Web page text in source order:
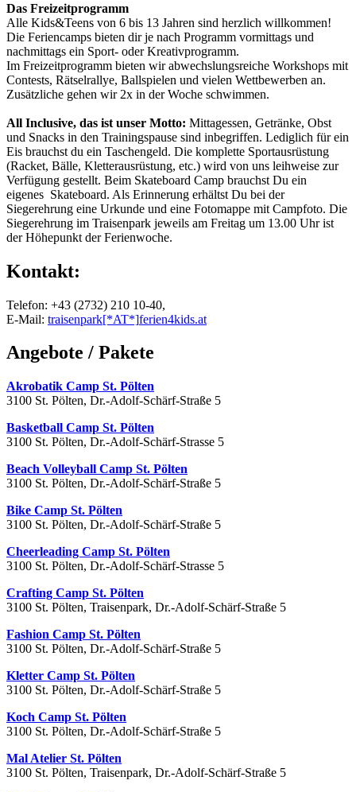
Das Freizeitprogramm
Alle Kids&Teens von 6 bis 13 Jahren sind herzlich willkommen!
Die Feriencamps bieten dir je nach Programm vormittags und
nachmittags ein Sport- oder Kreativprogramm.
Im Freizeitprogramm bieten wir abwechslungsreiche Workshops mit
Contests, Rätselrallye, Ballspielen und vielen Wettbewerben an.
Zusätzliche gehen wir 2x in der Woche schwimmen.
All Inclusive, das ist unser Motto: Mittagessen, Getränke, Obst
und Snacks in den Trainingspause sind inbegriffen. Lediglich für ein
Eis brauchst du ein Taschengeld. Die komplette Sportausrüstung
(Racket, Bälle, Kletterausrüstung, etc.) wird von uns leihweise zur
Verfügung gestellt. Beim Skateboard Camp brauchst Du ein
eigenes Skateboard. Als Erinnerung erhältst Du bei der
Siegerehrung eine Urkunde und eine Fotomappe mit Campfoto. Die
Siegerehrung im Traisenpark jeweils am Freitag um 13.00 Uhr ist
der Höhepunkt der Ferienwoche.
Kontakt:
Telefon: +43 (2732) 210 10-40,
E-Mail: traisenpark[*AT*]ferien4kids.at
Angebote / Pakete
Akrobatik Camp St. Pölten
3100 St. Pölten, Dr.-Adolf-Schärf-Straße 5
Basketball Camp St. Pölten
3100 St. Pölten, Dr.-Adolf-Schärf-Strasse 5
Beach Volleyball Camp St. Pölten
3100 St. Pölten, Dr.-Adolf-Schärf-Straße 5
Bike Camp St. Pölten
3100 St. Pölten, Dr.-Adolf-Schärf-Straße 5
Cheerleading Camp St. Pölten
3100 St. Pölten, Dr.-Adolf-Schärf-Strasse 5
Crafting Camp St. Pölten
3100 St. Pölten, Traisenpark, Dr.-Adolf-Schärf-Straße 5
Fashion Camp St. Pölten
3100 St. Pölten, Dr.-Adolf-Schärf-Straße 5
Kletter Camp St. Pölten
3100 St. Pölten, Dr.-Adolf-Schärf-Straße 5
Koch Camp St. Pölten
3100 St. Pölten, Dr.-Adolf-Schärf-Straße 5
Mal Atelier St. Pölten
3100 St. Pölten, Traisenpark, Dr.-Adolf-Schärf-Straße 5